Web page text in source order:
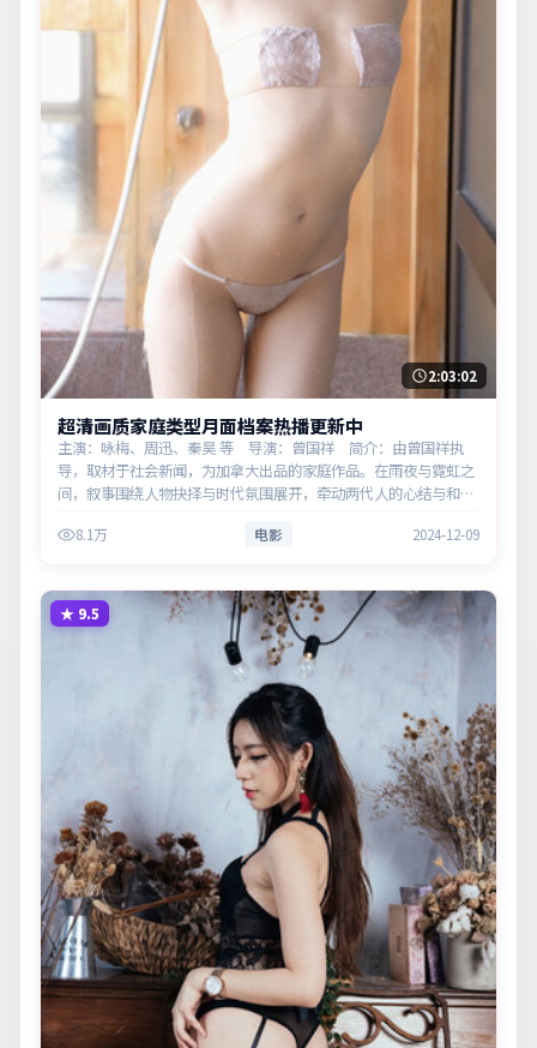
2:03:02
超清画质家庭类型月面档案热播更新中
主演：咏梅、周迅、秦昊 等 导演：曾国祥 简介：由曾国祥执
导，取材于社会新闻，为加拿大出品的家庭作品。在雨夜与霓虹之
间，叙事围绕人物抉择与时代氛围展开，牵动两代人的心结与和
8.1万 电影 2024-12-09
★ 9.5